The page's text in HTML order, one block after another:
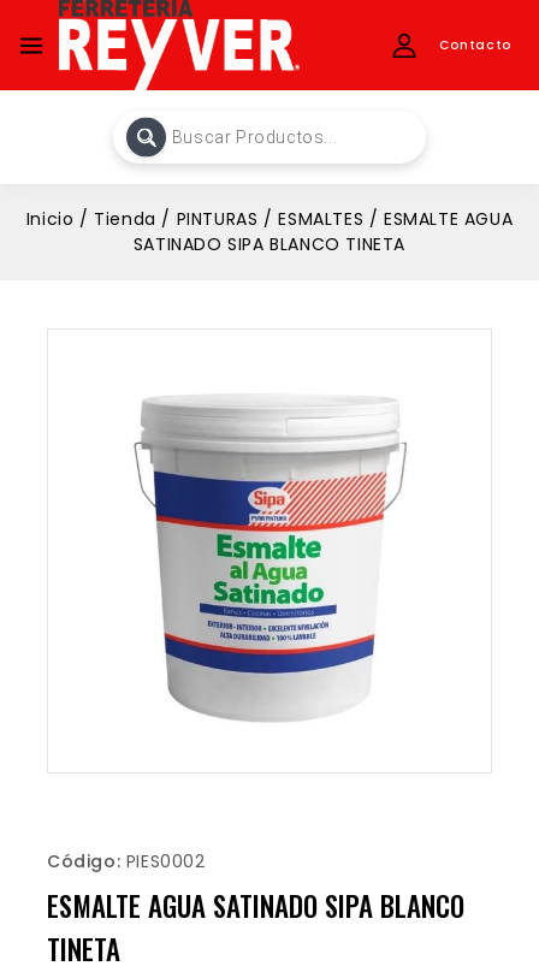
Contacto
Inicio / Tienda / PINTURAS / ESMALTES / ESMALTE AGUA
SATINADO SIPA BLANCO TINETA
Código: PIES0002
ESMALTE AGUA SATINADO SIPA BLANCO
TINETA